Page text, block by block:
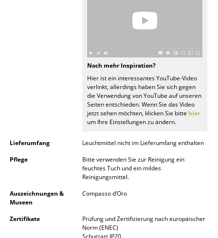
Figuren & Miniaturen
Decken
Teppiche
... alle Accessoires
Noch mehr Inspiration?
Hier ist ein interessantes YouTube-Video
verlinkt, allerdings haben Sie sich gegen
die Verwendung von YouTube auf unseren
Seiten entschieden. Wenn Sie das Video
jetzt sehen möchten, klicken Sie bitte hier
um Ihre Einstellungen zu ändern.
Lieferumfang
Leuchtmittel nicht im Lieferumfang enthalten
Pflege
Bitte verwenden Sie zur Reinigung ein
feuchtes Tuch und ein mildes
Reinigungsmittel.
Auszeichnungen &
Museen
Compasso d’Oro
Zertifikate
Prüfung und Zertifizierung nach europäischer
Norm (ENEC)